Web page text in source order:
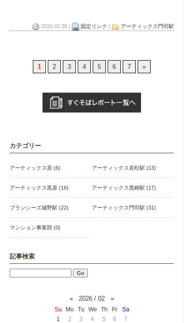
2026.02.28 | 固定リンク | アーティックス門司駅
1 2 3 4 5 6 7 »
カテゴリー
アーティックス原 (6) アーティックス若松駅 (13)
アーティックス黒原 (16) アーティックス黒崎駅 (17)
ブランシーズ城野駅 (22) アーティックス門司駅 (31)
マンション事業部 (0)
記事検索
« 2026 / 02 »
Su Mo Tu We Th Fr
Sa
1
2 3 4 5 6
7